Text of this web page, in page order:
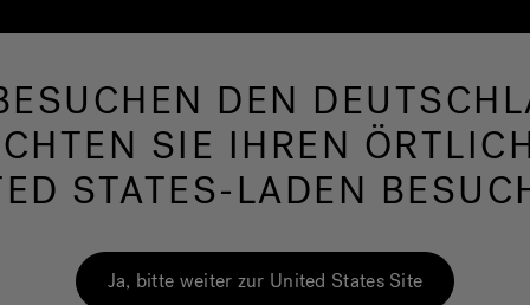
Swim Spas Bad Wellness
Designideen von unseren Jacuzzi®-Fans inspirieren.
DEN
SIE IHREN
STATES-LADEN
Ja, bitte weiter zur United States Site